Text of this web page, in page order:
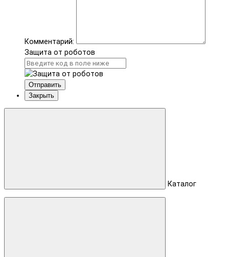
Комментарий:
Защита от роботов
Отправить
Закрыть
Каталог